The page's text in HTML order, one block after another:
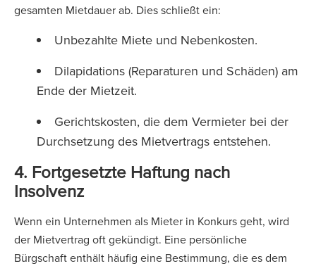
gesamten Mietdauer ab. Dies schließt ein:
Unbezahlte Miete und Nebenkosten.
Dilapidations (Reparaturen und Schäden) am
Ende der Mietzeit.
Gerichtskosten, die dem Vermieter bei der
Durchsetzung des Mietvertrags entstehen.
4. Fortgesetzte Haftung nach
Insolvenz
Wenn ein Unternehmen als Mieter in Konkurs geht, wird
der Mietvertrag oft gekündigt. Eine persönliche
Bürgschaft enthält häufig eine Bestimmung, die es dem